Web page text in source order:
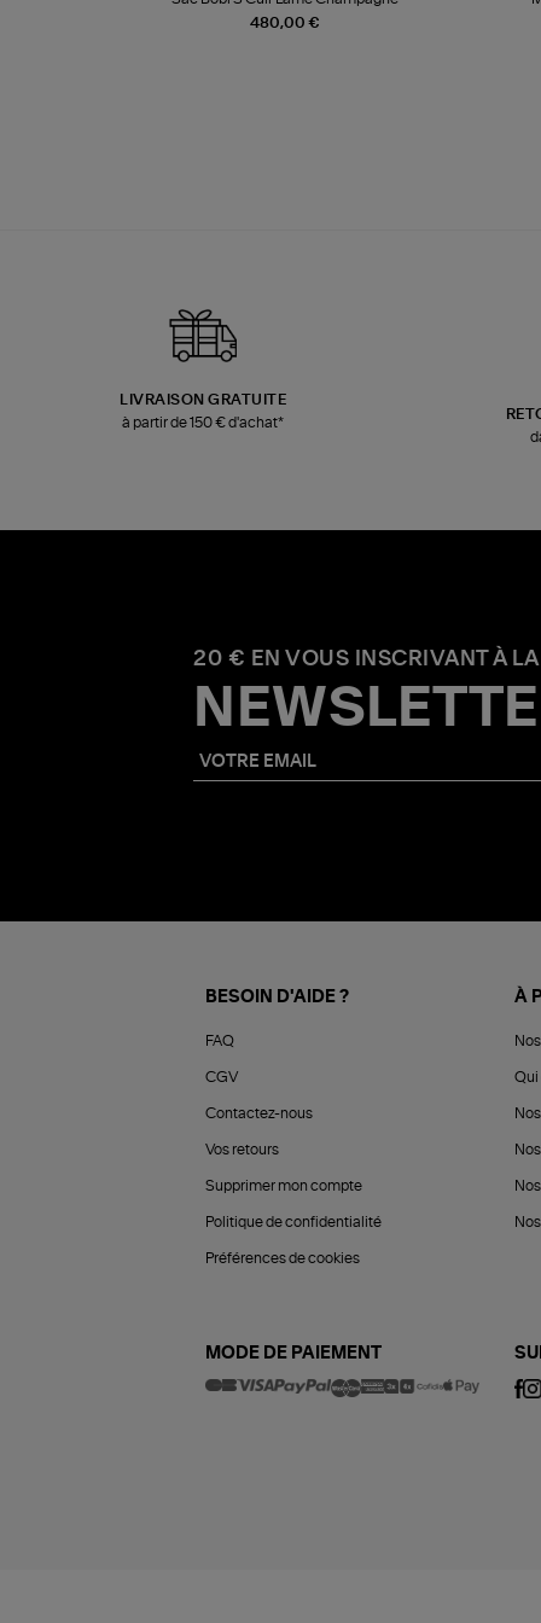
480,00 €
LIVRAISON GRATUITE
à partir de 150 € d'achat*
20 € EN VOUS INSCRIVANT À LA
BESOIN D'AIDE ?
FAQ
CGV
Contactez-nous
Vos retours
Supprimer mon compte
Politique de confidentialité
Préférences de cookies
À
Qui
MODE DE PAIEMENT